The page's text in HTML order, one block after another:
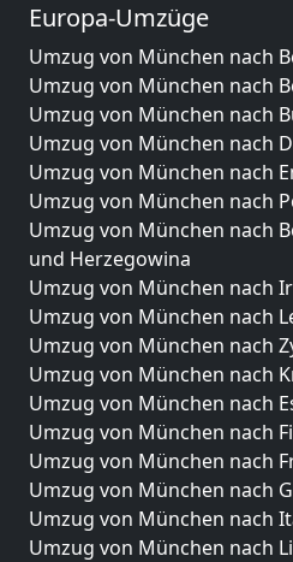
Europa-Umzüge
Umzug von München nach
Umzug von München nach
Umzug von München nach
Umzug von München nach
Umzug von München nach
Umzug von München nach
Umzug von München nach
und Herzegowina
Umzug von München nach
Umzug von München nach
Umzug von München nach
Umzug von München nach
Umzug von München nach
Umzug von München nach
Umzug von München nach
Umzug von München nach
Umzug von München nach
Umzug von München nach